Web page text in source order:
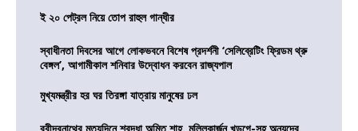
ই ২০ পেট্রল নিয়ে তোপ রাহুল গান্ধীর
স্বাধীনতা দিবসের আগে লোকভবনে বিশেষ প্রদর্শনী ‘সেলিব্রেটিং ফ্রিডম থ্রু
বেঙ্গল’, আগামীকাল শনিবার উদ্বোধন করবেন রাজ্যপাল
মুখ্যমন্ত্রীর হর ঘর তিরঙ্গা যাত্রায় মানুষের ঢল